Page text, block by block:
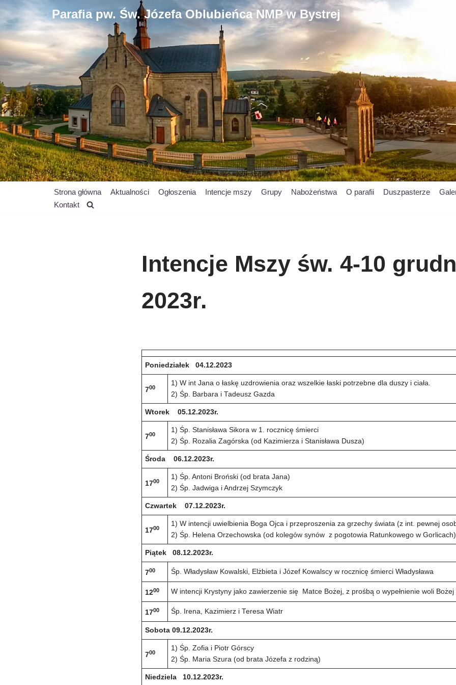
Przejdź
do
treści
Parafia pw. Św. Józefa Oblubieńca NMP w Bystrej
Strona główna Aktualności Ogłoszenia Intencje mszy Grupy Nabożeństwa O parafii Duszpasterze
Kontakt
Intencje Mszy św. 4-10
2023r.
Poniedziałek 04.12.2023
700
1) W int Jana o łaskę uzdrowienia oraz wszelkie łaski potrzebne dla duszy i ciała.
2) Śp. Barbara i Tadeusz Gazda
Wtorek 05.12.2023r.
700
1) Śp. Stanisława Sikora w 1. rocznicę śmierci
2) Śp. Rozalia Zagórska (od Kazimierza i Stanisława Dusza)
Środa 06.12.2023r.
1700
1) Śp. Antoni Broński (od brata Jana)
2) Śp. Jadwiga i Andrzej Szymczyk
Czwartek 07.12.2023r.
1700
1) W intencji uwielbienia Boga Ojca i przeproszenia za grzechy świata (z int. pewnej
2) Śp. Helena Orzechowska (od kolegów synów z pogotowia Ratunkowego w Gorlicach)
Piątek 08.12.2023r.
700 Śp. Władysław Kowalski, Elżbieta i Józef Kowalscy w rocznicę śmierci Władysława
1200 W intencji Krystyny jako zawierzenie się Matce Bożej, z prośbą o wypełnienie woli Bożej
1700 Śp. Irena, Kazimierz i Teresa Wiatr
Sobota 09.12.2023r.
700
1) Śp. Zofia i Piotr Górscy
2) Śp. Maria Szura (od brata Józefa z rodziną)
Niedziela 10.12.2023r.